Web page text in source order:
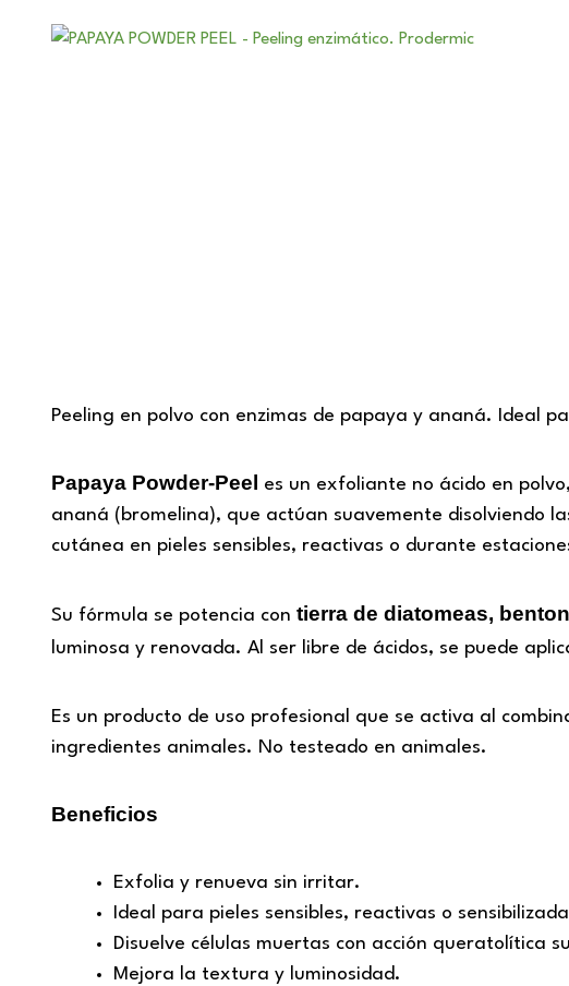
Peeling en polvo con enzimas de papaya y ananá. Ideal
Papaya Powder-Peel es un exfoliante no ácido en
ananá (bromelina), que actúan suavemente disolviendo
cutánea en pieles sensibles, reactivas o durante
Su fórmula se potencia con tierra de diatomeas,
luminosa y renovada. Al ser libre de ácidos, se puede
Es un producto de uso profesional que se activa al
ingredientes animales. No testeado en animales.
Beneficios
Exfolia y renueva sin irritar.
Ideal para pieles sensibles, reactivas o
Disuelve células muertas con acción queratolítica
Mejora la textura y luminosidad.